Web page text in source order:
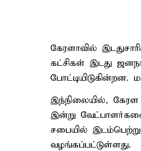
கேரளாவில்
கட்சிகள் இடது
போட்டியிடுகின்றன.
இந்நிலையில், கேரள
இன்று
சபையில்
வழங்கப்பட்டுள்ளது.